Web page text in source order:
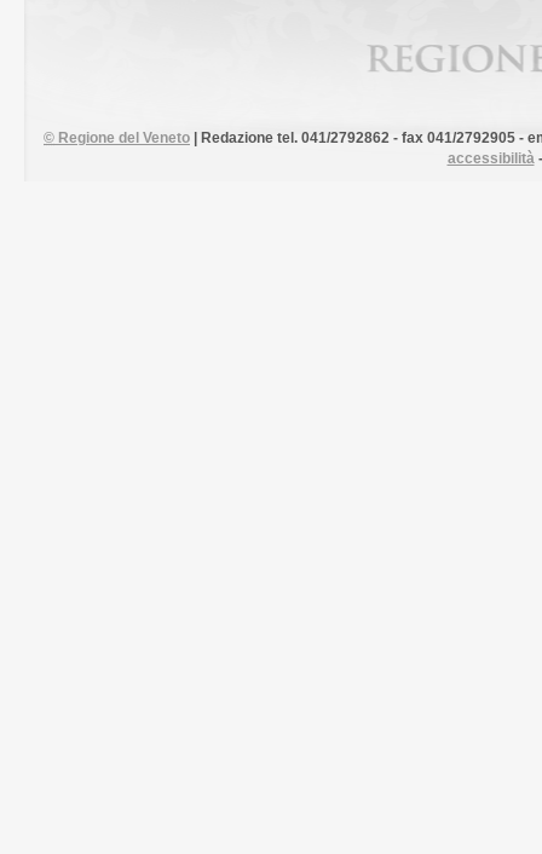
© Regione del Veneto
| Redazione tel. 041/2792862 - fax 041/2792905 -
accessibilità